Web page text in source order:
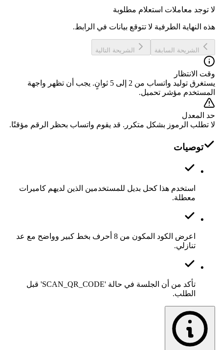
لا توجد معاملات استعلام مطلوبة
هذه النهاية الطرفية لا تتوقع بيانات في الرابط.
الشريحة السابقة الشريحة التالية
وقت الانتظار
يستغرق توليد واتساب من 2 إلى 5 ثوانٍ. يجب أن تظهر واجهة
المستخدم مؤشر تحميل.
حد المعدل
لا تطلب الرموز بشكل متكرر. قد يقوم واتساب بحظر الرقم مؤقتًا.
توصيات
استخدم هذا كحل بديل للمستخدمين الذين لديهم كاميرات
معطلة.
اعرض الكود المكون من 8 أحرف بخط كبير وواضح مع عد
تنازلي.
تأكد من أن الجلسة في حالة 'SCAN_QR_CODE' قبل
الطلب.